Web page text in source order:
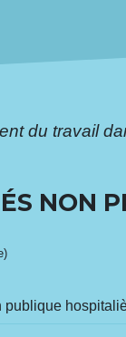
du travail
NON
publique